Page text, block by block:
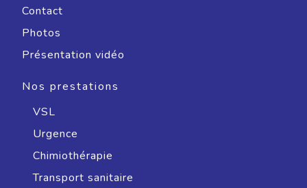
Contact
Photos
Présentation vidéo
Nos prestations
VSL
Urgence
Chimiothérapie
Transport sanitaire